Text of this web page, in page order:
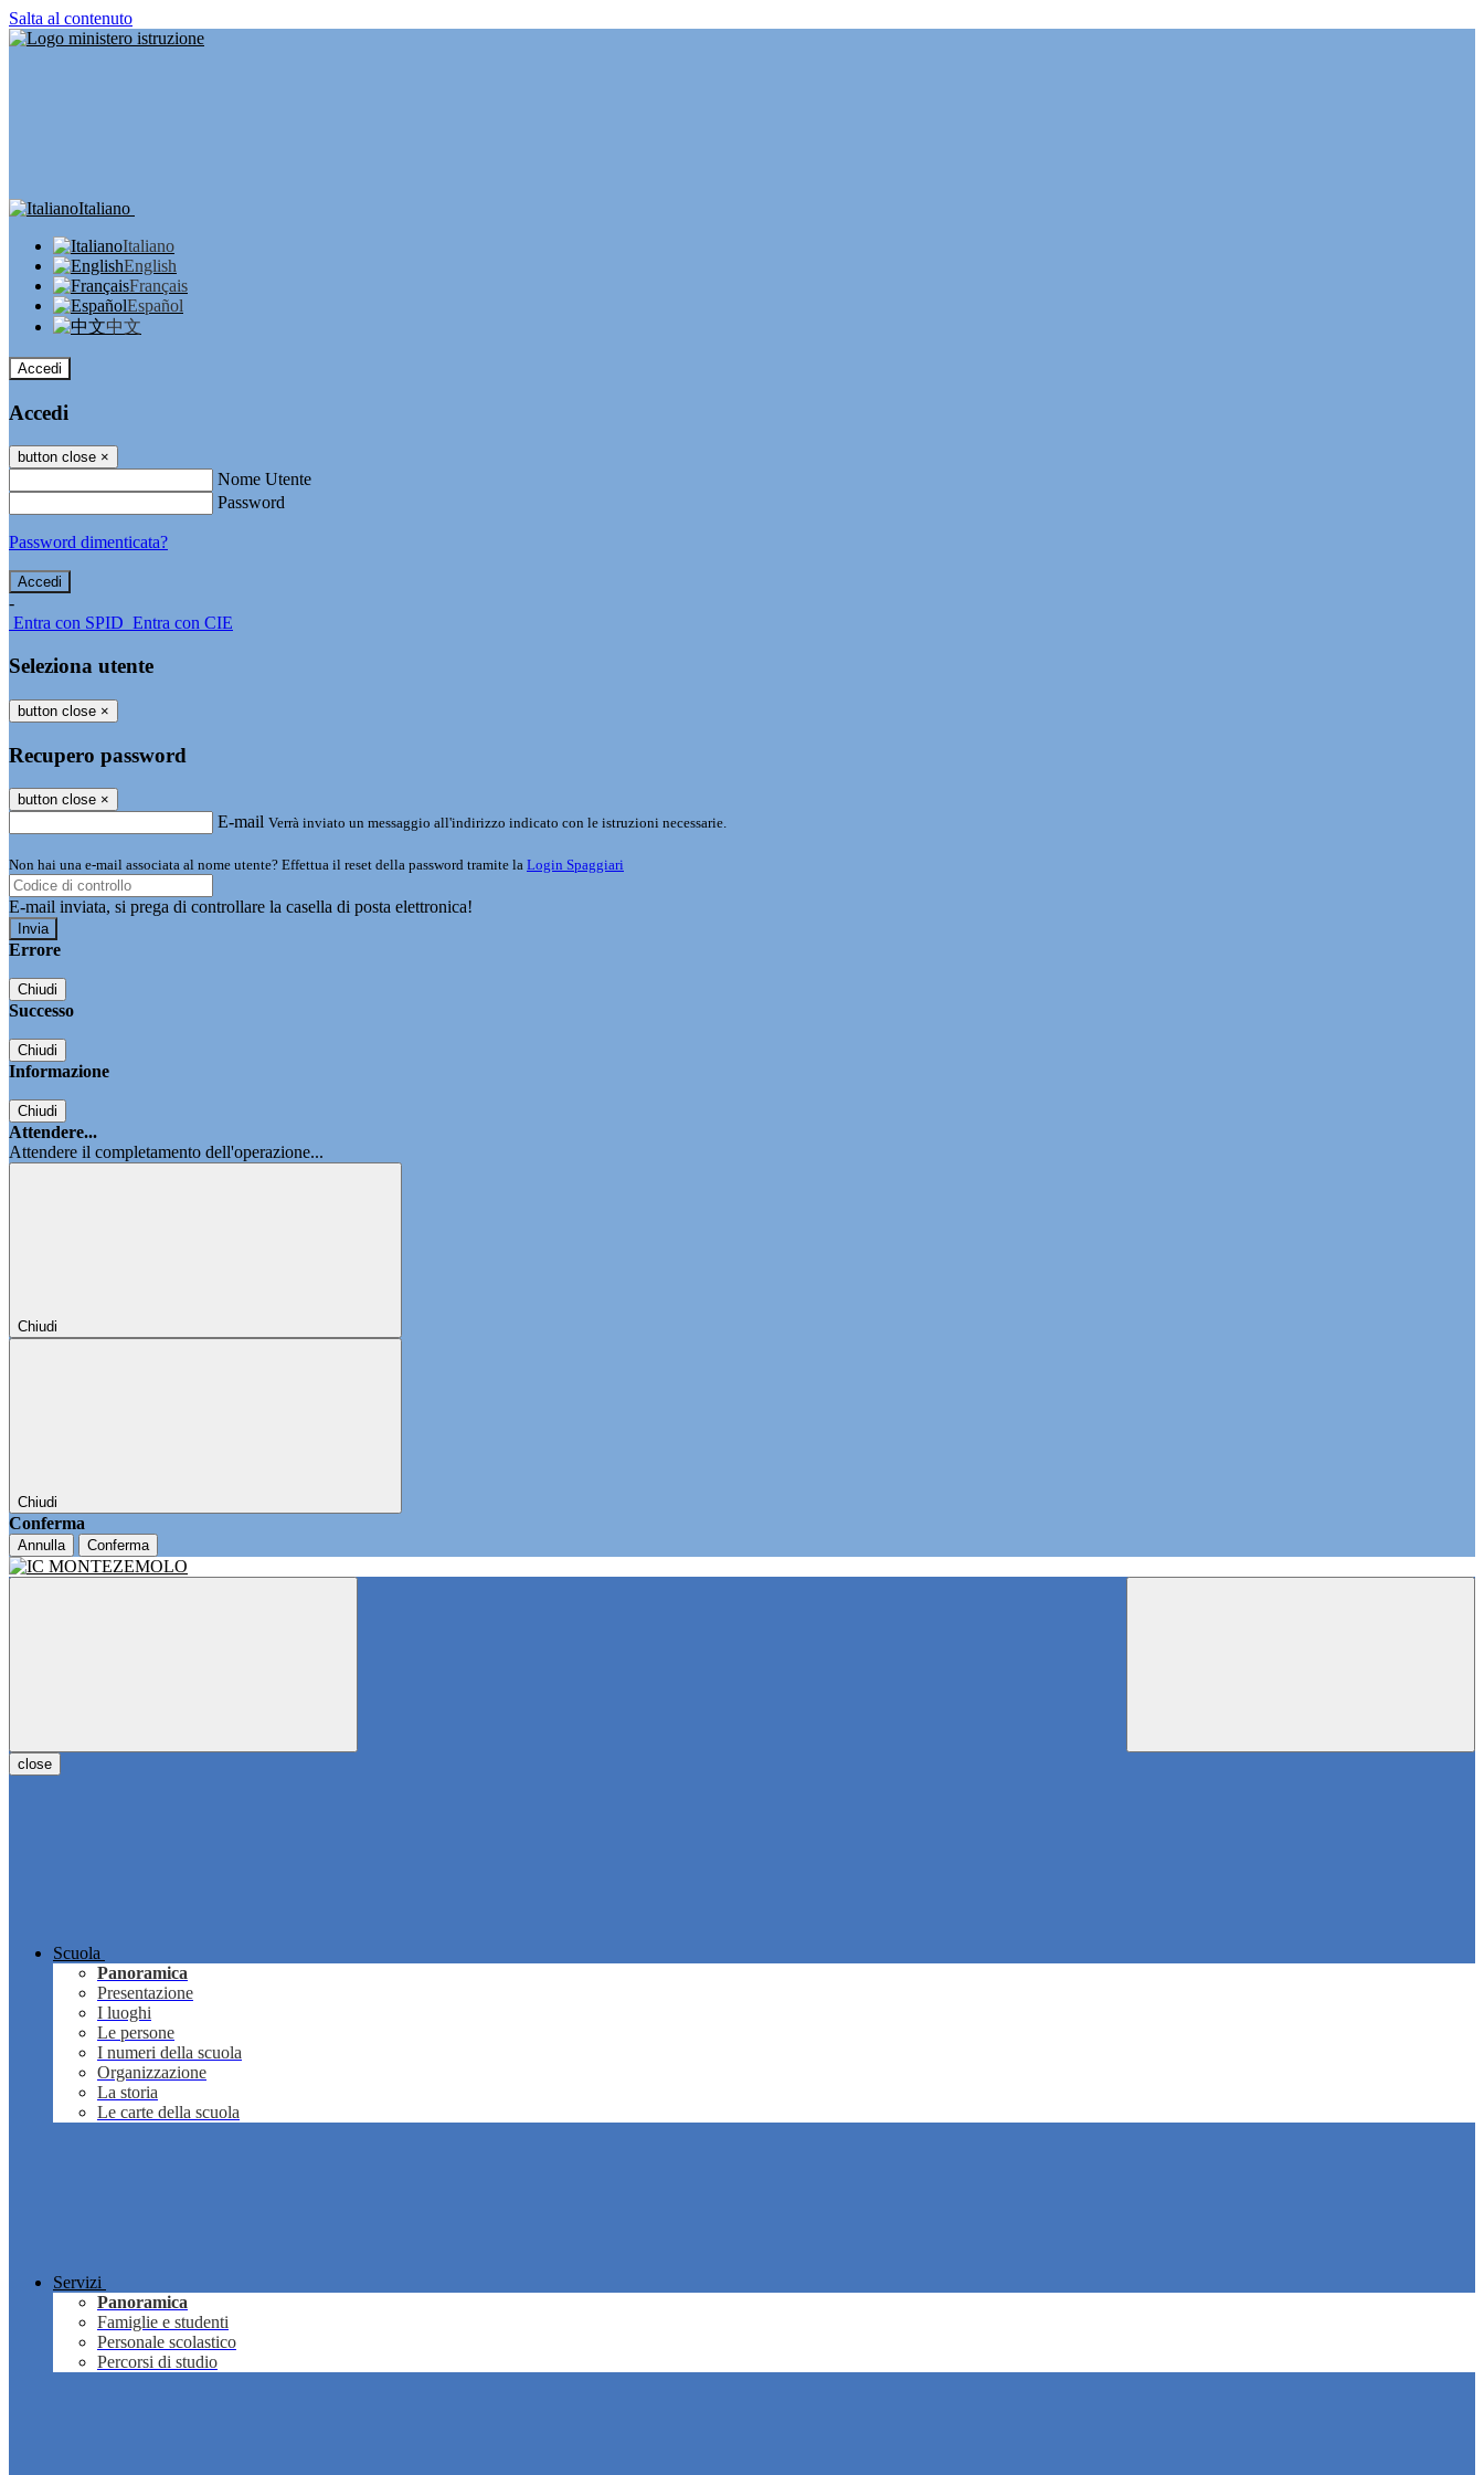
Salta al contenuto
Italiano
Italiano
English
Français
Español
中文
Accedi
Accedi
button close ×
Nome Utente
Password
Password dimenticata?
-
Entra con SPID Entra con CIE
Seleziona utente
button close ×
Recupero password
button close ×
E-mail Verrà inviato un messaggio all'indirizzo indicato con le istruzioni necessarie.
Non hai una e-mail associata al nome utente? Effettua il reset della password tramite la Login Spaggiari
E-mail inviata, si prega di controllare la casella di posta elettronica!
Errore
Chiudi
Successo
Chiudi
Informazione
Chiudi
Attendere...
Attendere il completamento dell'operazione...
Chiudi
Chiudi
Conferma
Annulla Conferma
close
Scuola
Panoramica
Presentazione
I luoghi
Le persone
I numeri della scuola
Organizzazione
La storia
Le carte della scuola
Servizi
Panoramica
Famiglie e studenti
Personale scolastico
Percorsi di studio